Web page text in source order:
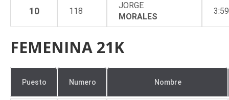
10 118
JORGE
MORALES
3:59
FEMENINA 21K
Puesto Numero Nombre